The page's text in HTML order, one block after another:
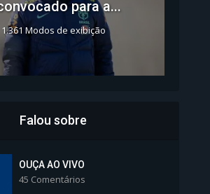
para a...
1.361 Modos de exibição
da Polícia...
Falou sobre
OUÇA AO VIVO
45 Comentários